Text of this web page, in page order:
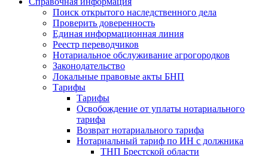
Поиск открытого наследственного дела
Проверить доверенность
Единая информационная линия
Реестр переводчиков
Нотариальное обслуживание агрогородков
Законодательство
Локальные правовые акты БНП
Тарифы
Тарифы
Освобождение от уплаты нотариального
тарифа
Возврат нотариального тарифа
Нотариальный тариф по ИН с должника
ТНП Брестской области